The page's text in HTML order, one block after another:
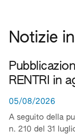
Notizie
RENTRI in
05/08/2026
A seguito della
n. 210 del 31